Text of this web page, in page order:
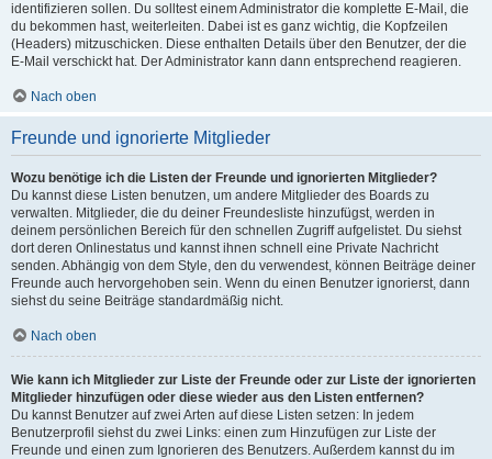
identifizieren sollen. Du solltest einem Administrator die komplette E-Mail, die
du bekommen hast, weiterleiten. Dabei ist es ganz wichtig, die Kopfzeilen
(Headers) mitzuschicken. Diese enthalten Details über den Benutzer, der die
E-Mail verschickt hat. Der Administrator kann dann entsprechend reagieren.
Nach oben
Freunde und ignorierte Mitglieder
Wozu benötige ich die Listen der Freunde und ignorierten Mitglieder?
Du kannst diese Listen benutzen, um andere Mitglieder des Boards zu
verwalten. Mitglieder, die du deiner Freundesliste hinzufügst, werden in
deinem persönlichen Bereich für den schnellen Zugriff aufgelistet. Du siehst
dort deren Onlinestatus und kannst ihnen schnell eine Private Nachricht
senden. Abhängig von dem Style, den du verwendest, können Beiträge deiner
Freunde auch hervorgehoben sein. Wenn du einen Benutzer ignorierst, dann
siehst du seine Beiträge standardmäßig nicht.
Nach oben
Wie kann ich Mitglieder zur Liste der Freunde oder zur Liste der ignorierten
Mitglieder hinzufügen oder diese wieder aus den Listen entfernen?
Du kannst Benutzer auf zwei Arten auf diese Listen setzen: In jedem
Benutzerprofil siehst du zwei Links: einen zum Hinzufügen zur Liste der
Freunde und einen zum Ignorieren des Benutzers. Außerdem kannst du im